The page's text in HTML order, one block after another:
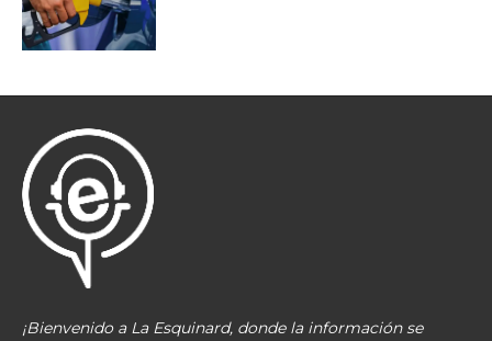
¡Bienvenido a La Esquinard, donde la información se